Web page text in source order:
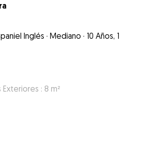
Inglés · Mediano · 10 Años, 1
: 8 m²